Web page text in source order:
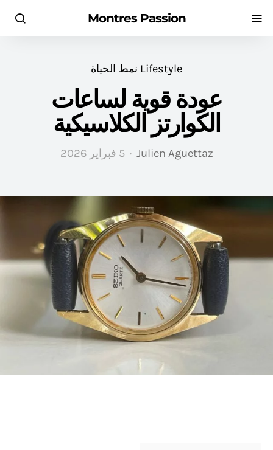
Montres Passion
Lifestyle نمط الحياة
عودة قوية لساعات
الكوارتز الكلاسيكية
Julien Aguettaz 5 فبراير 2026